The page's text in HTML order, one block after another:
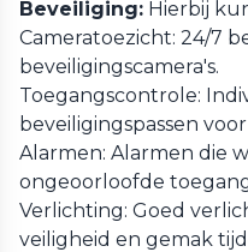
Beveiliging: Hierbij
Cameratoezicht: 24/7
beveiligingscamera's.
Toegangscontrole:
beveiligingspassen
Alarmen: Alarmen die
ongeoorloofde
Verlichting: Goed
veiligheid en gemak